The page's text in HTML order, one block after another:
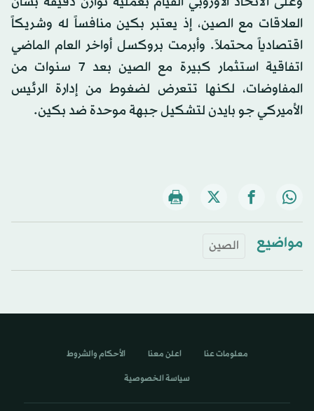
العلاقات مع الصين، إذ يعتبر بكين منافساً له وشريكاً
اقتصادياً محتملاً. وأبرمت بروكسل أواخر العام الماضي
اتفاقية استثمار كبيرة مع الصين بعد 7 سنوات من
المفاوضات، لكنها تتعرض لضغوط من إدارة الرئيس
الأميركي جو بايدن لتشكيل جبهة موحدة ضد بكين.
مواضيع الصين
معلومات عنا اعلن معنا الأحكام والشروط
سياسة الخصوصية